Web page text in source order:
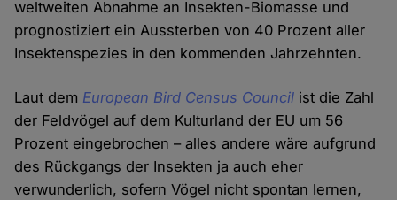
weltweiten Abnahme an Insekten-Biomasse und
prognostiziert ein Aussterben von 40 Prozent aller
Insektenspezies in den kommenden Jahrzehnten.
Laut dem European Bird Census Council ist die Zahl
der Feldvögel auf dem Kulturland der EU um 56
Prozent eingebrochen – alles andere wäre aufgrund
des Rückgangs der Insekten ja auch eher
verwunderlich, sofern Vögel nicht spontan lernen,